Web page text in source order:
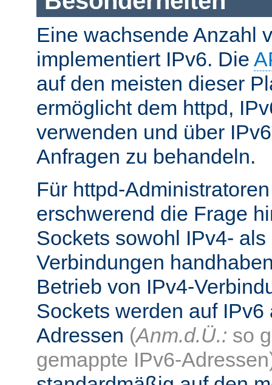
Eine wachsende Anzahl
implementiert IPv6. Die
auf den meisten dieser
ermöglicht dem httpd,
verwenden und über
Anfragen zu behandeln.
Für httpd-
erschwerend die Frage
Sockets sowohl IPv4-
Verbindungen
Betrieb von IPv4-
Sockets werden auf
Adressen (Anm.d.Ü.: so
gemappte IPv6-